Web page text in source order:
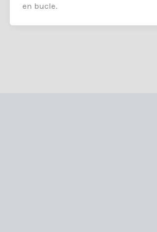
en bucle.